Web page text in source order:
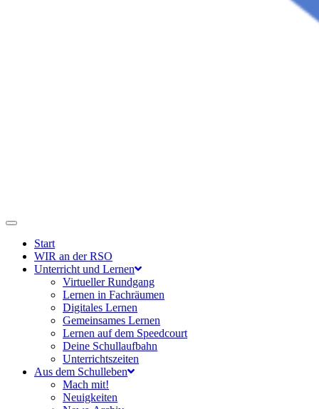
Start
WIR an der RSO
Unterricht und Lernen
Virtueller Rundgang
Lernen in Fachräumen
Digitales Lernen
Gemeinsames Lernen
Lernen auf dem Speedcourt
Deine Schullaufbahn
Unterrichtszeiten
Aus dem Schulleben
Mach mit!
Neuigkeiten